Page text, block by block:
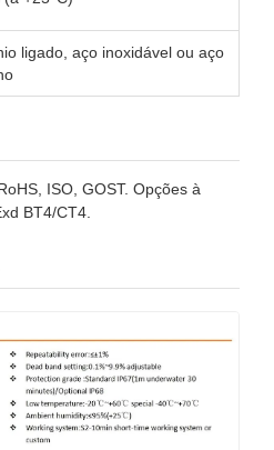
ligado, aço inoxidável ou aço
ISO, GOST. Opções à
BT4/CT4.